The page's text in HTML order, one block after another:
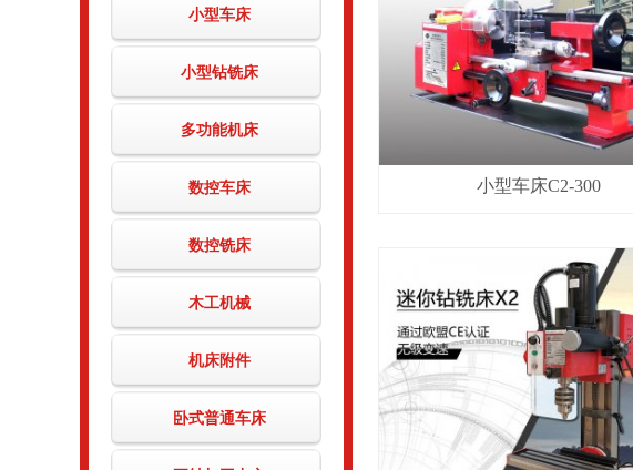
小型车床
小型钻铣床
多功能机床
数控车床
数控铣床
木工机械
机床附件
卧式普通车床
小型车床C2-300